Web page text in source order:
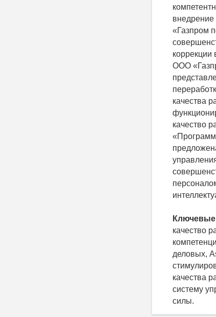
внедрение
«Газпром
коррекции
ООО
качества
качество
качество
деловых,
качества
систему
силы.